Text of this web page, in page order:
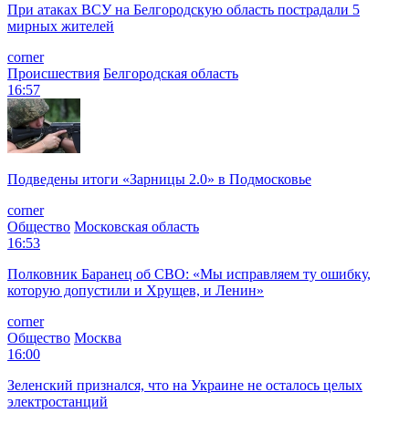
При атаках ВСУ на Белгородскую область пострадали 5
мирных жителей
corner
Происшествия Белгородская область
16:57
Подведены итоги «Зарницы 2.0» в Подмосковье
corner
Общество Московская область
16:53
Полковник Баранец об СВО: «Мы исправляем ту ошибку,
которую допустили и Хрущев, и Ленин»
corner
Общество Москва
16:00
Зеленский признался, что на Украине не осталось целых
электростанций